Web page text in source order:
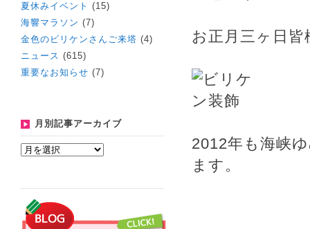
夏休みイベント (15)
海響マラソン (7)
金色のビリケンさんご来塔 (4)
ニュース (615)
重要なお知らせ (7)
月別記事アーカイブ
お正月三ヶ日
2012年も海峡
ます。